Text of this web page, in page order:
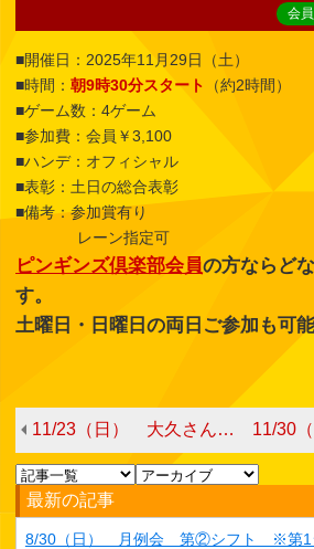
会員
■開催日：2025年11月29日（土）
■時間： 朝9時30分スタート
（約2時間）
■ゲーム数：4ゲーム
■参加費：会員￥3,100
■ハンデ：オフィシャル
■表彰：土日の総合表彰
■備考：参加賞有り
レーン指定可
ピンギンズ倶楽部会員の方ならど
す。
土曜日・日曜日の両日ご参加も可能
11/23（日） 大久さんと一緒に投げよう！
最新の記事
8/30（日） 月例会 第②シフト ※第1